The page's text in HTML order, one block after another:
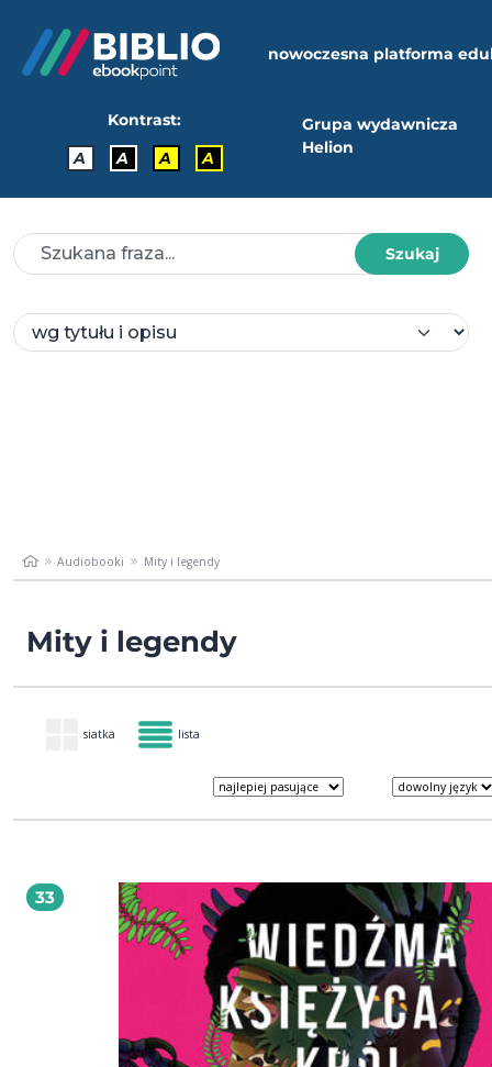
nowoczesna platforma
Kontrast:
A
A A A
Grupa wydawnicza
Helion
Szukaj
Audiobooki Mity i legendy
Mity i legendy
siatka lista
33